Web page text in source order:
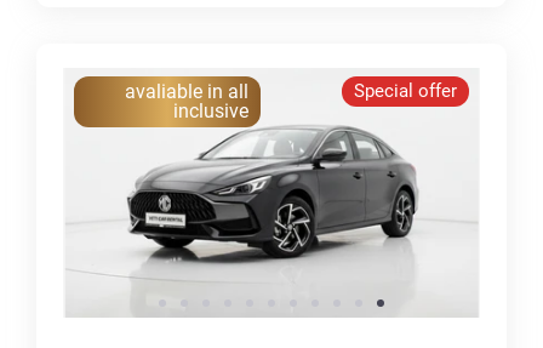
Special offer
avaliable in all
inclusive